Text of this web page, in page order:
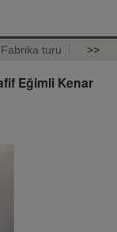
Fabrika turu >>
Eğimli Kenar